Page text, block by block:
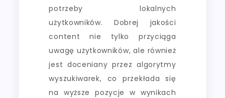
potrzeby lokalnych
użytkowników. Dobrej jakości
content nie tylko przyciąga
uwagę użytkowników, ale również
jest doceniany przez algorytmy
wyszukiwarek, co przekłada się
na wyższe pozycje w wynikach